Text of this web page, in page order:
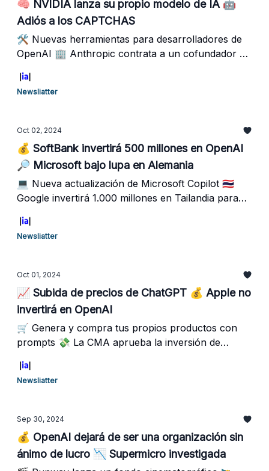
🧠 NVIDIA lanza su propio modelo de IA 🤖
Adiós a los CAPTCHAS
🛠️ Nuevas herramientas para desarrolladores de
OpenAI 🏢 Anthropic contrata a un cofundador de
anunciantes
Newsliatter
Oct 02, 2024
💰 SoftBank invertirá 500 millones en OpenAI
🔎 Microsoft bajo lupa en Alemania
💻 Nueva actualización de Microsoft Copilot 🇹🇭
Google invertirá 1.000 millones en Tailandia para
Newsliatter
Oct 01, 2024
📈 Subida de precios de ChatGPT 💰 Apple no
invertirá en OpenAI
🛒 Genera y compra tus propios productos con
prompts 💸 La CMA aprueba la inversión de
Newsliatter
Sep 30, 2024
💰 OpenAI dejará de ser una organización sin
ánimo de lucro 📉 Supermicro investigada